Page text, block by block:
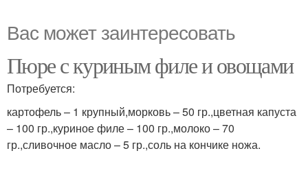
Вас может заинтересовать
Пюре с куриным филе и овощами
Потребуется:
картофель – 1 крупный,морковь – 50 гр.,цветная капуста
– 100 гр.,куриное филе – 100 гр.,молоко – 70
гр.,сливочное масло – 5 гр.,соль на кончике ножа.